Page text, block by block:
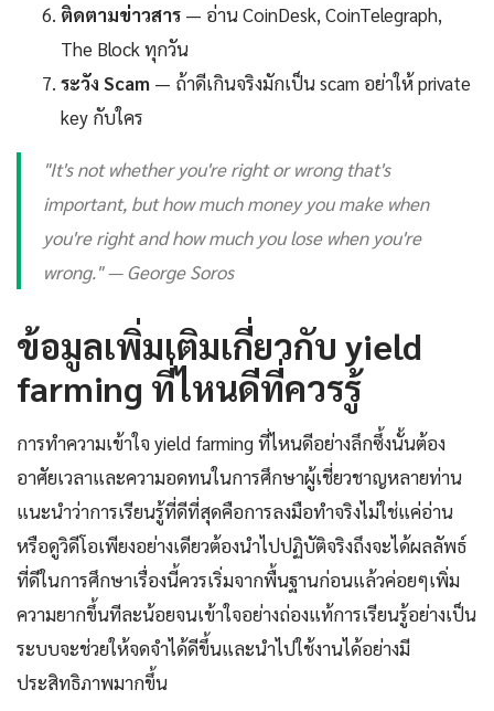
ติดตามข่าวสาร — อ่าน CoinDesk, CoinTelegraph,
The Block ทุกวัน
ระวัง Scam — ถ้าดีเกินจริงมักเป็น scam อย่าให้ private
key กับใคร
"It's not whether you're right or wrong that's
important, but how much money you make when
you're right and how much you lose when you're
wrong." — George Soros
ข้อมูลเพิ่มเติมเกี่ยวกับ yield
farming ที่ไหนดีที่ควรรู้
การทำความเข้าใจ yield farming ที่ไหนดีอย่างลึกซึ้งนั้นต้อง
อาศัยเวลาและความอดทนในการศึกษาผู้เชี่ยวชาญหลายท่าน
แนะนำว่าการเรียนรู้ที่ดีที่สุดคือการลงมือทำจริงไม่ใช่แค่อ่าน
หรือดูวิดีโอเพียงอย่างเดียวต้องนำไปปฏิบัติจริงถึงจะได้ผลลัพธ์
ที่ดีในการศึกษาเรื่องนี้ควรเริ่มจากพื้นฐานก่อนแล้วค่อยๆเพิ่ม
ความยากขึ้นทีละน้อยจนเข้าใจอย่างถ่องแท้การเรียนรู้อย่างเป็น
ระบบจะช่วยให้จดจำได้ดีขึ้นและนำไปใช้งานได้อย่างมี
ประสิทธิภาพมากขึ้น